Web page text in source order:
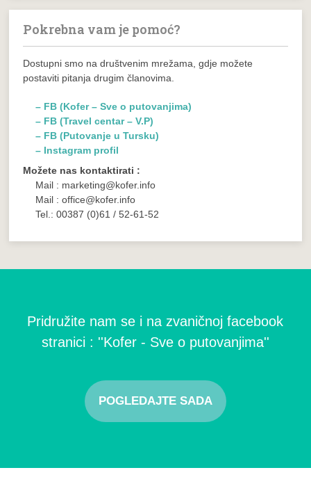
Pokrebna vam je pomoć?
Dostupni smo na društvenim mrežama, gdje možete
postaviti pitanja drugim članovima.
– FB (Kofer – Sve o putovanjima)
– FB (Travel centar – V.P)
– FB (Putovanje u Tursku)
– Instagram profil
Možete nas kontaktirati :
Mail : marketing@kofer.info
Mail : office@kofer.info
Tel.: 00387 (0)61 / 52-61-52
Pridružite nam se i na zvaničnoj facebook
stranici : ''Kofer - Sve o putovanjima''
POGLEDAJTE SADA